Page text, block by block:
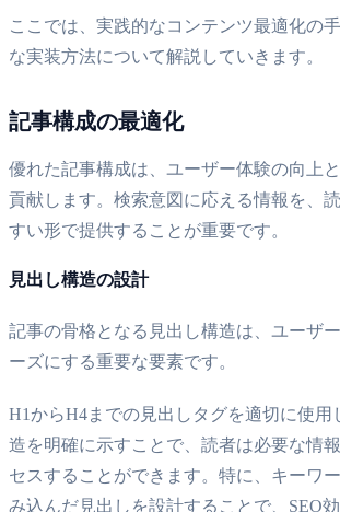
ここでは、実践的なコンテンツ最適化の
な実装方法について解説していきます。
記事構成の最適化
優れた記事構成は、ユーザー体験の向上
貢献します。検索意図に応える情報を、
すい形で提供することが重要です。
見出し構造の設計
記事の骨格となる見出し構造は、ユーザ
ーズにする重要な要素です。
H1からH4までの見出しタグを適切に使用
造を明確に示すことで、読者は必要な情
セスすることができます。特に、キーワ
み込んだ見出しを設計することで、SEO